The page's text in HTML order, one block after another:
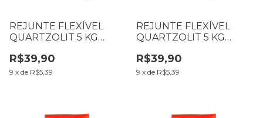
REJUNTE FLEXÍVEL
QUARTZOLIT 5 KG
R$39,90
9 x de R$5,39
REJUNTE FLEXÍVEL
QUARTZOLIT 5 KG
R$39,90
9 x de R$5,39